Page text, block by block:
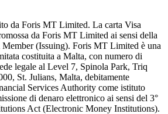
da Foris MT Limited. La carta Visa
da Foris MT Limited ai sensi della
(Issuing). Foris MT Limited è una
costituita a Malta, con numero di
legale al Level 7, Spinola Park, Triq
St. Julians, Malta, debitamente
Services Authority come istituto
di denaro elettronico ai sensi del 3°
Act (Electronic Money Institutions).